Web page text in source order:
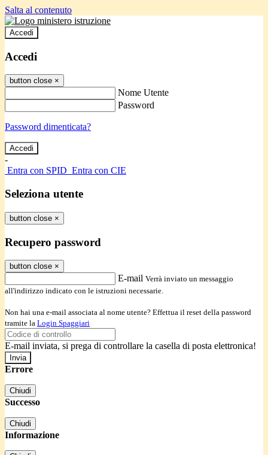
Salta al contenuto
Accedi
Accedi
button close ×
Nome Utente
Password
Password dimenticata?
-
Entra con SPID Entra con CIE
Seleziona utente
button close ×
Recupero password
button close ×
E-mail Verrà inviato un messaggio
all'indirizzo indicato con le istruzioni necessarie.
Non hai una e-mail associata al nome utente? Effettua il reset della password
tramite la Login Spaggiari
E-mail inviata, si prega di controllare la casella di posta elettronica!
Errore
Chiudi
Successo
Chiudi
Informazione